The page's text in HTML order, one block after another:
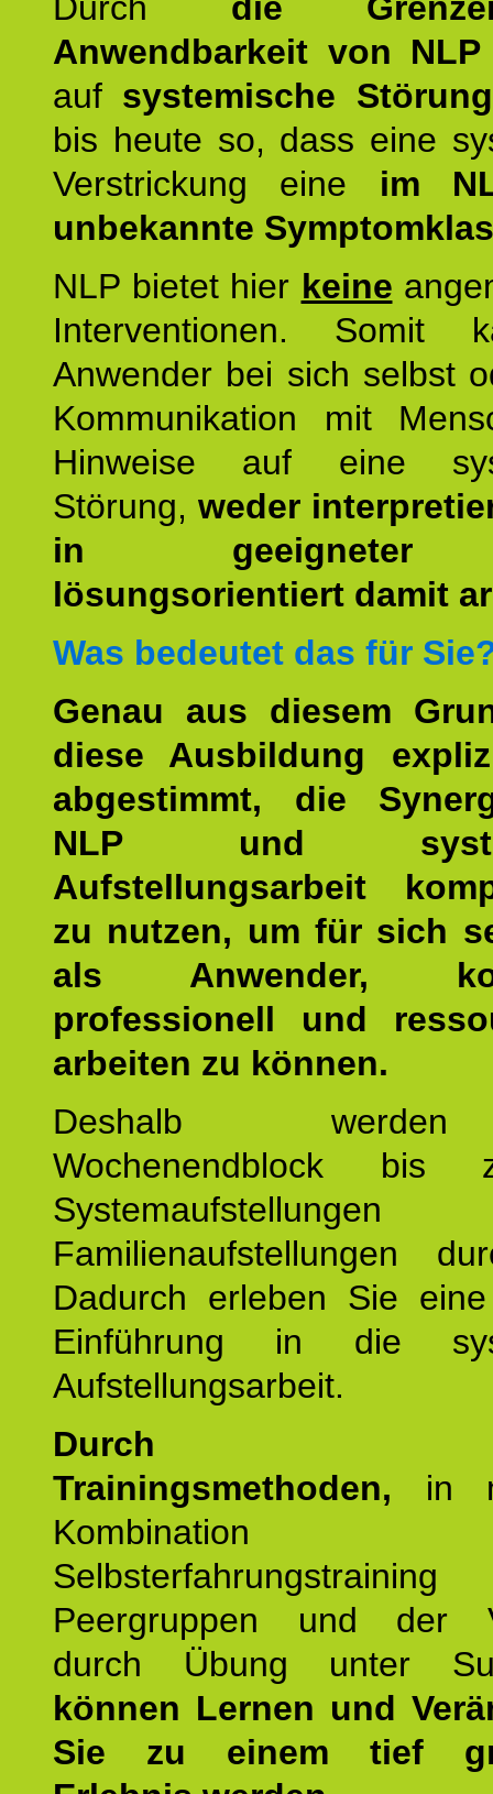
Anwendbarkeit von NLP
auf systemische
bis heute so, dass eine
Verstrickung eine im
unbekannte
NLP bietet hier keine
Interventionen. Somit
Anwender bei sich selbst
Kommunikation mit
Hinweise auf eine
Störung, weder
in geeigneter
lösungsorientiert damit
Was bedeutet das für
Genau aus diesem
diese Ausbildung
abgestimmt, die
NLP und
Aufstellungsarbeit
zu nutzen, um für sich
als Anwender,
professionell und
arbeiten zu können.
Deshalb
Wochenendblock bis
Familienaufstellungen
Dadurch erleben Sie
Einführung in die
Aufstellungsarbeit.
Durch
Trainingsmethoden, in
Peergruppen und der
durch Übung unter
können Lernen und
Sie zu einem tief